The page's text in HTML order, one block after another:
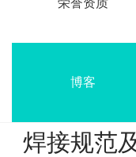
荣誉资质
博客
焊接规范